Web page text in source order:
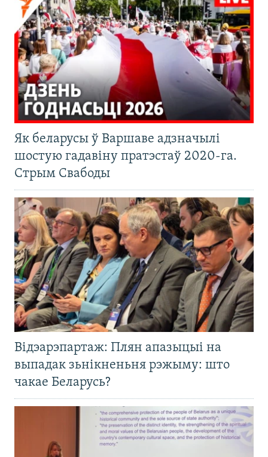
Як беларусы ў Варшаве адзначылі
шостую гадавіну пратэстаў 2020-га.
Стрым Свабоды
Відэарэпартаж: Плян апазыцыі на
выпадак зьнікненьня рэжыму: што
чакае Беларусь?